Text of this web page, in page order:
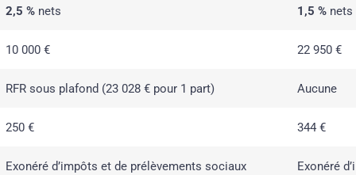
2,5 % nets 1,5 % nets
10 000 € 22 950 €
RFR sous plafond (23 028 € pour 1 part) Aucune
250 € 344 €
Exonéré d’impôts et de prélèvements sociaux Exonéré